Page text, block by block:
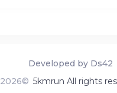
2026© 5kmrun All rights
Developed by Ds42